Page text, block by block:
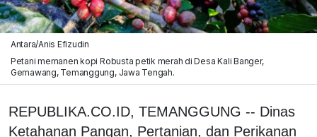
Antara/Anis Efizudin
Petani memanen kopi Robusta petik merah di Desa Kali Banger,
Gemawang, Temanggung, Jawa Tengah.
REPUBLIKA.CO.ID, TEMANGGUNG -- Dinas
Ketahanan Pangan, Pertanian, dan Perikanan